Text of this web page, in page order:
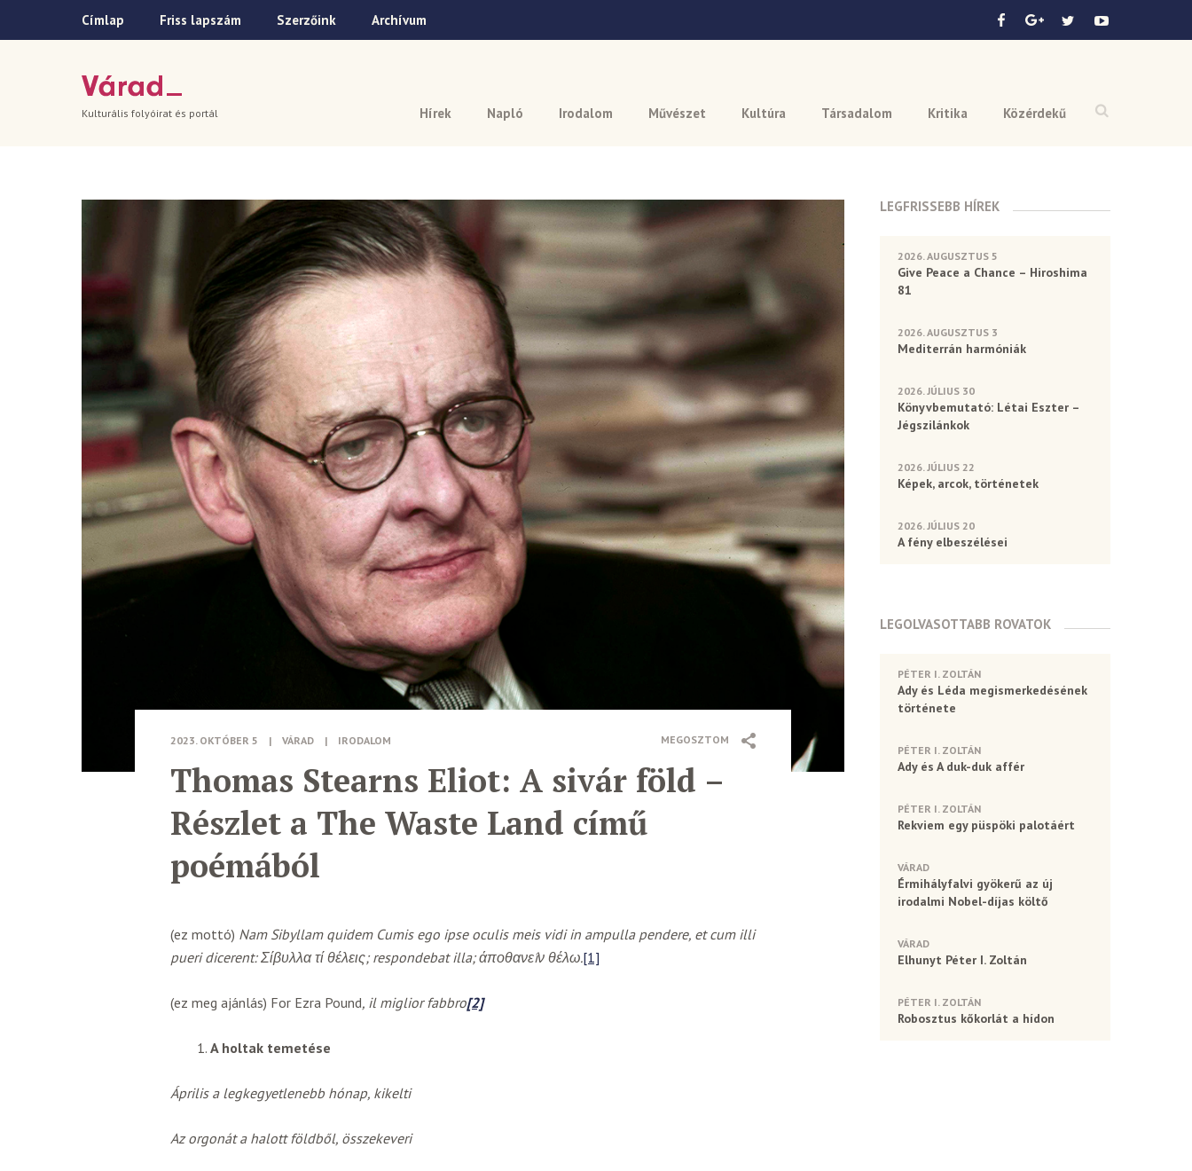
Címlap Friss lapszám Szerzőink Archívum
Hírek Napló Irodalom Művészet Kultúra Társadalom Kritika Közérdekű
Kulturális folyóirat és portál
MEGOSZTOM
2023. OKTÓBER 5 | VÁRAD | IRODALOM
Thomas Stearns Eliot: A sivár föld –
Részlet a The Waste Land című
poémából
(ez mottó) Nam Sibyllam quidem Cumis ego ipse oculis meis vidi in ampulla pendere, et cum illi
pueri dicerent: Σίβυλλα τί θέλεις; respondebat illa; άποθανεîν θέλω.[1]
(ez meg ajánlás) For Ezra Pound, il miglior fabbro[2]
A holtak temetése
Április a legkegyetlenebb hónap, kikelti
Az orgonát a halott földből, összekeveri
LEGFRISSEBB HÍREK
2026. AUGUSZTUS 5
Give Peace a Chance – Hiroshima
81
2026. AUGUSZTUS 3
Mediterrán harmóniák
2026. JÚLIUS 30
Könyvbemutató: Létai Eszter –
Jégszilánkok
2026. JÚLIUS 22
Képek, arcok, történetek
2026. JÚLIUS 20
A fény elbeszélései
LEGOLVASOTTABB ROVATOK
PÉTER I. ZOLTÁN
Ady és Léda megismerkedésének
története
PÉTER I. ZOLTÁN
Ady és A duk-duk affér
PÉTER I. ZOLTÁN
Rekviem egy püspöki palotáért
VÁRAD
Érmihályfalvi gyökerű az új
irodalmi Nobel-díjas költő
VÁRAD
Elhunyt Péter I. Zoltán
PÉTER I. ZOLTÁN
Robosztus kőkorlát a hídon